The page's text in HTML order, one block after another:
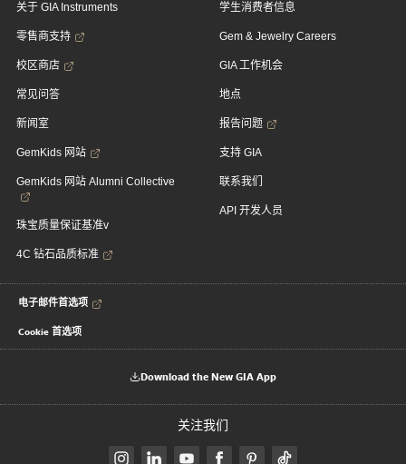
关于 GIA Instruments
零售商支持
校区商店
常见问答
新闻室
GemKids 网站
GemKids 网站 Alumni Collective
珠宝质量保证基准v
4C 钻石品质标准
学生消费者信息
Gem & Jewelry Careers
GIA 工作机会
地点
报告问题
支持 GIA
联系我们
API 开发人员
电子邮件首选项
Cookie 首选项
Download the New GIA App
关注我们